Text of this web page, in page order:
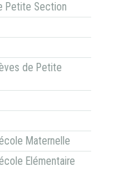
Petite Section
de Petite
Maternelle
Elémentaire